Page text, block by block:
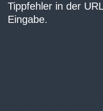
Tippfehler in der
Eingabe.